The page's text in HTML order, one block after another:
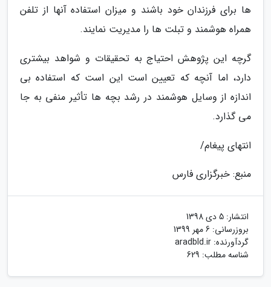
ها برای فرزندان خود باشند و میزان استفاده آنها از تلفن
همراه هوشمند و تبلت ها را مدیریت نمایند.
گرچه این پژوهش احتیاج به تحقیقات و شواهد بیشتری
دارد، اما آنچه که تعیین است این است که استفاده بی
اندازه از وسایل هوشمند در رشد بچه ها تأثیر منفی به جا
می گذارد.
انتهای پیغام/
منبع: خبرگزاری فارس
انتشار: 5 دی 1398
بروزرسانی: 6 مهر 1399
گردآورنده: aradbld.ir
شناسه مطلب: 629